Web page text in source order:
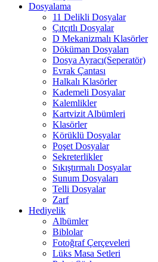
Dosyalama
11 Delikli Dosyalar
Çıtçıtlı Dosyalar
D Mekanizmalı Klasörler
Döküman Dosyaları
Dosya Ayracı(Seperatör)
Evrak Çantası
Halkalı Klasörler
Kademeli Dosyalar
Kalemlikler
Kartvizit Albümleri
Klasörler
Körüklü Dosyalar
Poşet Dosyalar
Sekreterlikler
Sıkıştırmalı Dosyalar
Sunum Dosyaları
Telli Dosyalar
Zarf
Hediyelik
Albümler
Biblolar
Fotoğraf Çerçeveleri
Lüks Masa Setleri